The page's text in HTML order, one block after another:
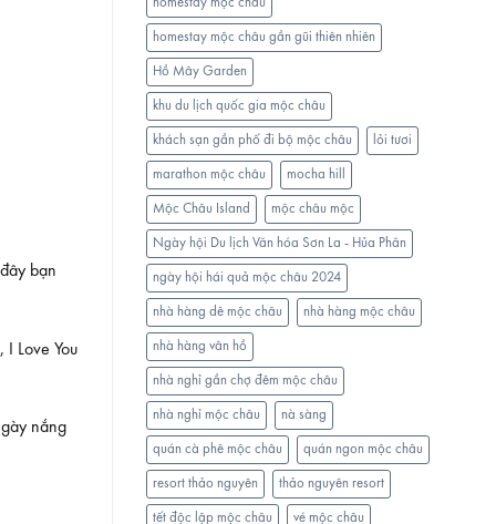
bạn
Love You
nắng
homestay mộc châu
homestay mộc châu gần gũi thiên nhiên
Hồ Mây Garden
khu du lịch quốc gia mộc châu
khách sạn gần phố đi bộ mộc châu lỏi tươi
marathon mộc châu mocha hill
Mộc Châu Island mộc châu mộc
Ngày hội Du lịch Văn hóa Sơn La - Hủa Phăn
ngày hội hái quả mộc châu 2024
nhà hàng dê mộc châu nhà hàng mộc châu
nhà hàng vân hồ
nhà nghỉ gần chợ đêm mộc châu
nhà nghỉ mộc châu nà sàng
quán cà phê mộc châu quán ngon mộc châu
resort thảo nguyên thảo nguyên resort
tết độc lập mộc châu vé mộc châu